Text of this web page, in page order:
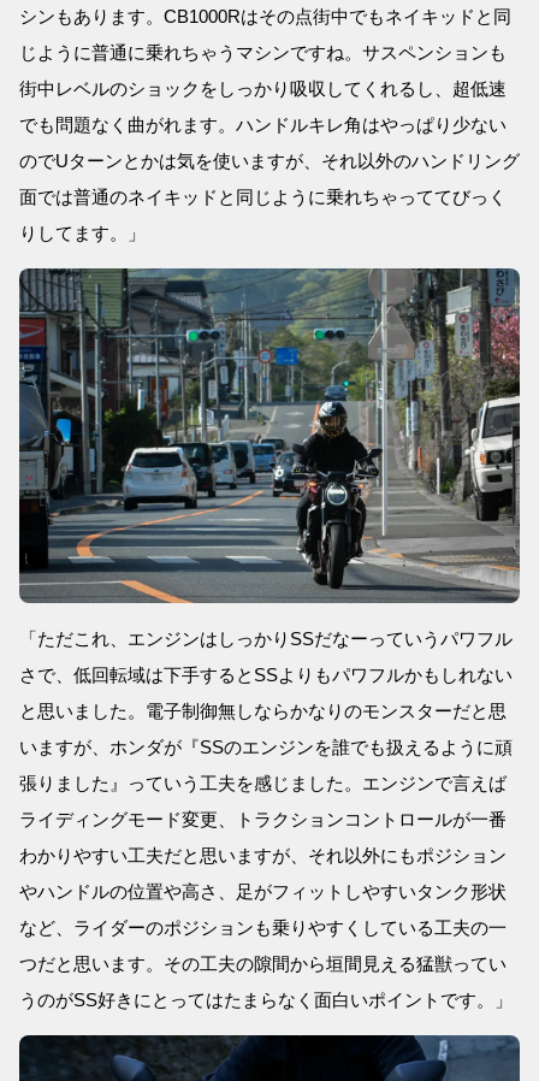
シンもあります。CB1000Rはその点街中でもネイキッドと同
じように普通に乗れちゃうマシンですね。サスペンションも
街中レベルのショックをしっかり吸収してくれるし、超低速
でも問題なく曲がれます。ハンドルキレ角はやっぱり少ない
のでUターンとかは気を使いますが、それ以外のハンドリング
面では普通のネイキッドと同じように乗れちゃっててびっく
りしてます。」
「ただこれ、エンジンはしっかりSSだなーっていうパワフル
さで、低回転域は下手するとSSよりもパワフルかもしれない
と思いました。電子制御無しならかなりのモンスターだと思
いますが、ホンダが『SSのエンジンを誰でも扱えるように頑
張りました』っていう工夫を感じました。エンジンで言えば
ライディングモード変更、トラクションコントロールが一番
わかりやすい工夫だと思いますが、それ以外にもポジション
やハンドルの位置や高さ、足がフィットしやすいタンク形状
など、ライダーのポジションも乗りやすくしている工夫の一
つだと思います。その工夫の隙間から垣間見える猛獣ってい
うのがSS好きにとってはたまらなく面白いポイントです。」